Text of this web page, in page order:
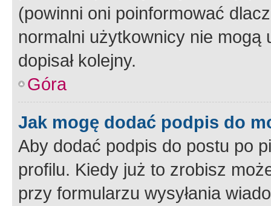
(powinni oni poinformować
normalni użytkownicy nie
dopisał kolejny.
Góra
Jak mogę dodać podpis do
Aby dodać podpis do postu po
profilu. Kiedy już to zrobisz
przy formularzu wysyłania